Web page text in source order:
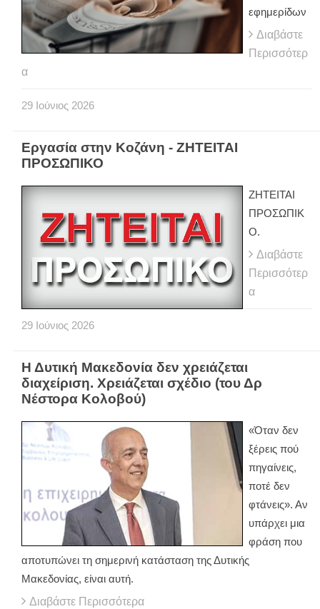
εφημερίδων
Διαβάστε
Περισσότερ
α
29 Ιούνιος 2026
Εργασία στην Κοζάνη - ΖΗΤΕΙΤΑΙ
ΠΡΟΣΩΠΙΚΟ
ΖΗΤΕΙΤΑΙ
ΠΡΟΣΩΠΙΚ
Ο.
Διαβάστε
Περισσότερ
α
29 Ιούνιος 2026
Η Δυτική Μακεδονία δεν χρειάζεται
διαχείριση. Χρειάζεται σχέδιο (του Δρ
Νέστορα Κολοβού)
«Όταν δεν
ξέρεις πού
πηγαίνεις,
ποτέ δεν
φτάνεις». Αν
υπάρχει μια
φράση που
αποτυπώνει τη σημερινή κατάσταση της Δυτικής
Μακεδονίας, είναι αυτή.
Διαβάστε Περισσότερα